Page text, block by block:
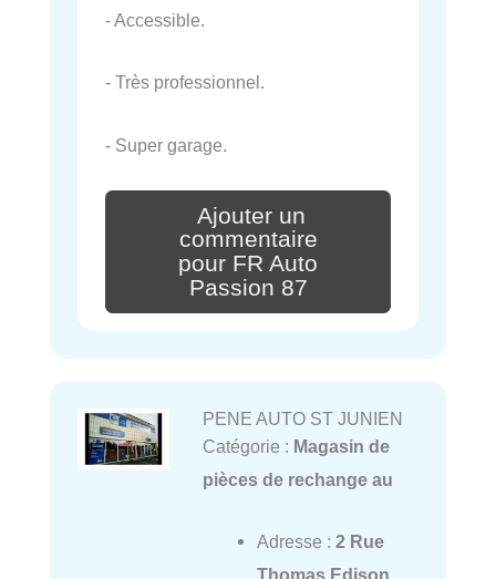
- Accessible.
- Très professionnel.
- Super garage.
Ajouter un
commentaire
pour FR Auto
Passion 87
PENE AUTO ST JUNIEN
Catégorie : Magasin de
pièces de rechange au
Adresse : 2 Rue
Thomas Edison,